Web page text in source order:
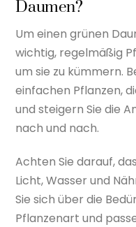
Daumen?
Um einen grünen
wichtig, regelmäßig
um sie zu kümmern.
einfachen Pflanzen,
und steigern Sie die
nach und nach.
Achten Sie darauf,
Licht, Wasser und
Sie sich über die
Pflanzenart und